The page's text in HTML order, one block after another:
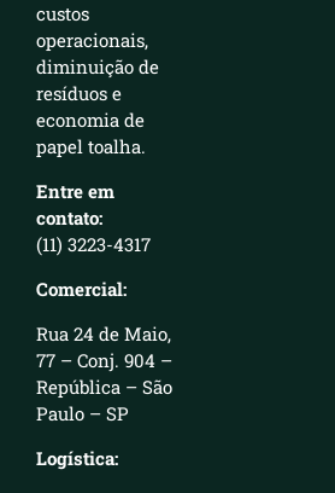
custos
operacionais,
diminuição de
resíduos e
economia de
papel toalha.
Entre em
contato:
(11) 3223-4317
Comercial:
Rua 24 de Maio,
77 – Conj. 904 –
República – São
Paulo – SP
Logística: